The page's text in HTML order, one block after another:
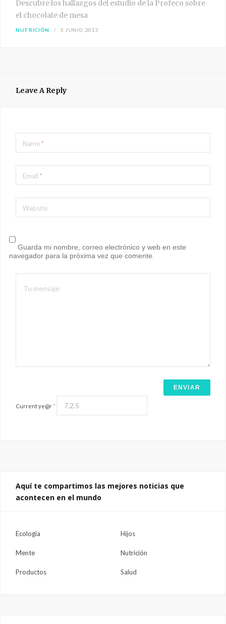
Descubre los hallazgos del estudio de la Profeco sobre
el chocolate de mesa
NUTRICIÓN 5 JUNIO, 2023
Leave A Reply
Name*
Email *
Website
Guarda mi nombre, correo electrónico y web en este
navegador para la próxima vez que comente.
Current ye@r *
Aquí te compartimos las mejores noticias que
acontecen en el mundo
Ecologia Hijos
Mente Nutrición
Productos Salud